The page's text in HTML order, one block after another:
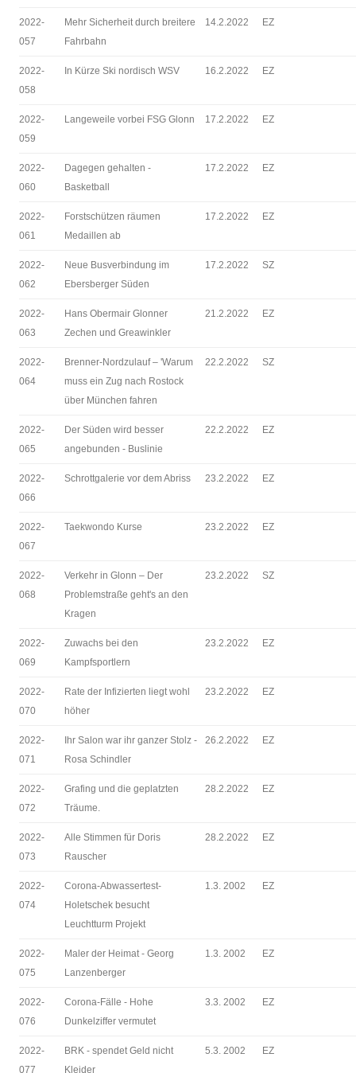
2022-
057
Mehr Sicherheit durch breitere
Fahrbahn
14.2.2022 EZ
2022-
058
In Kürze Ski nordisch WSV 16.2.2022 EZ
2022-
059
Langeweile vorbei FSG Glonn 17.2.2022 EZ
2022-
060
Dagegen gehalten -
Basketball
17.2.2022 EZ
2022-
061
Forstschützen räumen
Medaillen ab
17.2.2022 EZ
2022-
062
Neue Busverbindung im
Ebersberger Süden
17.2.2022 SZ
2022-
063
Hans Obermair Glonner
Zechen und Greawinkler
21.2.2022 EZ
2022-
064
Brenner-Nordzulauf – 'Warum
muss ein Zug nach Rostock
über München fahren
22.2.2022 SZ
2022-
065
Der Süden wird besser
angebunden - Buslinie
22.2.2022 EZ
2022-
066
Schrottgalerie vor dem Abriss 23.2.2022 EZ
2022-
067
Taekwondo Kurse 23.2.2022 EZ
2022-
068
Verkehr in Glonn – Der
Problemstraße geht's an den
Kragen
23.2.2022 SZ
2022-
069
Zuwachs bei den
Kampfsportlern
23.2.2022 EZ
2022-
070
Rate der Infizierten liegt wohl
höher
23.2.2022 EZ
2022-
071
Ihr Salon war ihr ganzer Stolz -
Rosa Schindler
26.2.2022 EZ
2022-
072
Grafing und die geplatzten
Träume.
28.2.2022 EZ
2022-
073
Alle Stimmen für Doris
Rauscher
28.2.2022 EZ
2022-
074
Corona-Abwassertest-
Holetschek besucht
Leuchtturm Projekt
1.3. 2002 EZ
2022-
075
Maler der Heimat - Georg
Lanzenberger
1.3. 2002 EZ
2022-
076
Corona-Fälle - Hohe
Dunkelziffer vermutet
3.3. 2002 EZ
2022-
077
BRK - spendet Geld nicht
Kleider
5.3. 2002 EZ